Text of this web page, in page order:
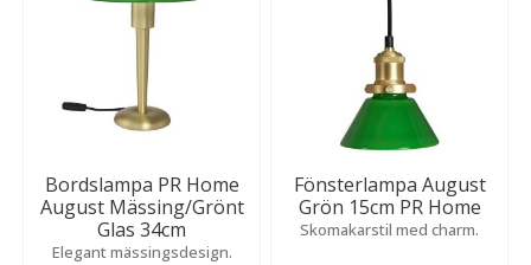
Bordslampa PR Home
August Mässing/Grönt
Glas 34cm
Elegant mässingsdesign.
Fönsterlampa August
Grön 15cm PR Home
Skomakarstil med charm.